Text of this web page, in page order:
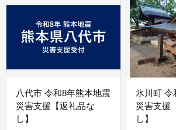
八代市 令和8年熊本地震
災害支援【返礼品な
し】
氷川町 令
災害支援
し】